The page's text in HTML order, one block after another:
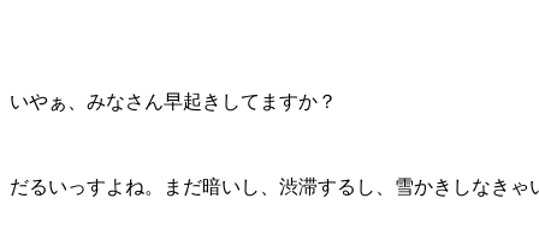
いやぁ、みなさん早起きしてますか？
だるいっすよね。まだ暗いし、渋滞するし、雪かきしなきゃ